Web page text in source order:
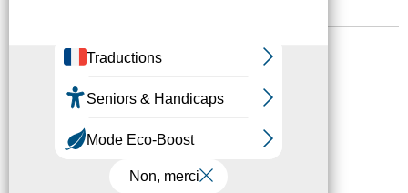
Accessibilité
Presse